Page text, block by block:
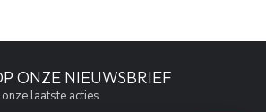
ONZE NIEUWSBRIEF
laatste acties